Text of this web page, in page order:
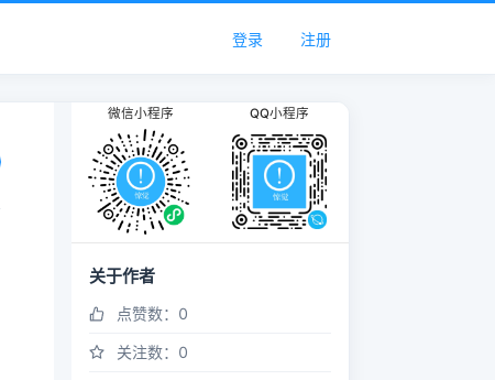
登录 注册
微信小程序 QQ小程序
关于作者
点赞数： 0
关注数： 0